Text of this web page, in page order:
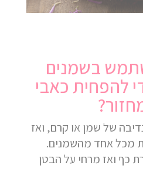
בשמנים
להפחית כאבי
של שמן או קרם, ואז
5-10 טיפות מכל אחד מהשמנים.
כף ואז מרחי על הבטן